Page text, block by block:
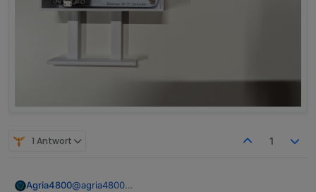
1 Antwort 1
Agria4800@agria4800